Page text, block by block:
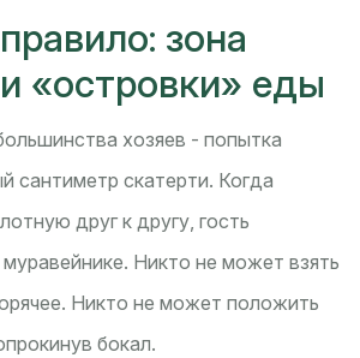
зона
«островки» еды
хозяев - попытка
сантиметр скатерти. Когда
друг к другу, гость
муравейнике. Никто не может взять
Никто не может положить
бокал.